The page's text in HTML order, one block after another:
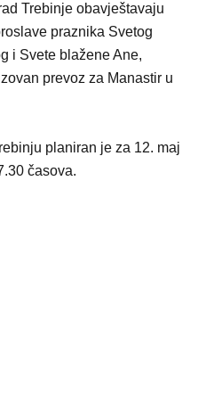
Trebinje obavještavaju
praznika Svetog
i Svete blažene Ane,
prevoz za Manastir u
planiran je za 12. maj
časova.